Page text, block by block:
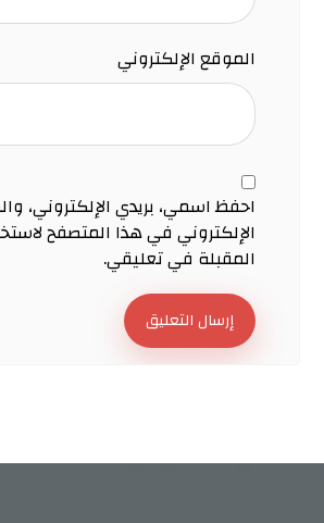
الموقع الإلكتروني
احفظ اسمي، بريدي الإلكتروني،
الإلكتروني في هذا المتصفح
المقبلة في تعليقي.
إرسال التعليق